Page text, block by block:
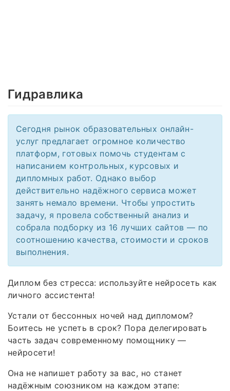
Гидравлика
Сегодня рынок образовательных онлайн-
услуг предлагает огромное количество
платформ, готовых помочь студентам с
написанием контрольных, курсовых и
дипломных работ. Однако выбор
действительно надёжного сервиса может
занять немало времени. Чтобы упростить
задачу, я провела собственный анализ и
собрала подборку из 16 лучших сайтов — по
соотношению качества, стоимости и сроков
выполнения.
Диплом без стресса: используйте нейросеть как
личного ассистента!
Устали от бессонных ночей над дипломом?
Боитесь не успеть в срок? Пора делегировать
часть задач современному помощнику —
нейросети!
Она не напишет работу за вас, но станет
надёжным союзником на каждом этапе: